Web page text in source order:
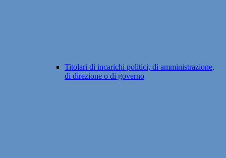
Titolari di incarichi politici, di amministrazione,
di direzione o di governo